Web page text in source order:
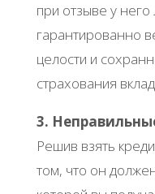
при отзыве у
гарантированно
целости и
страхования
3.
Решив взять
том, что он